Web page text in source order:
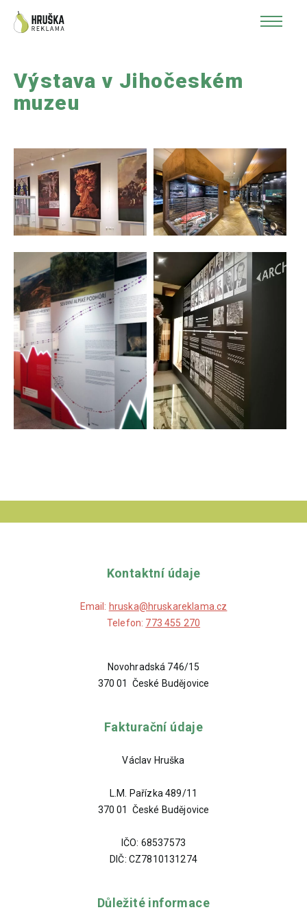
Výstava v Jihočeském
muzeu
Kontaktní údaje
Email: hruska@hruskareklama.cz
Telefon: 773 455 270
Novohradská 746/15
370 01 České Budějovice
Fakturační údaje
Václav Hruška
L.M. Pařízka 489/11
370 01 České Budějovice
IČO: 68537573
DIČ: CZ7810131274
Důležité informace